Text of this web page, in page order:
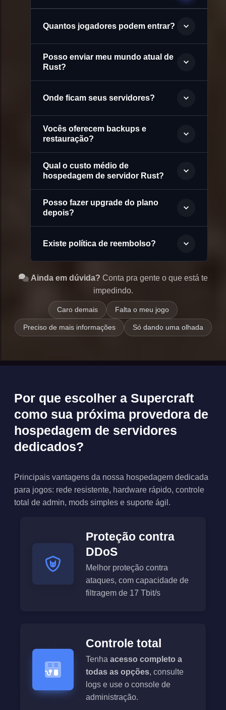
Quantos jogadores podem entrar?
Posso enviar meu mundo atual de
Rust?
Onde ficam seus servidores?
Vocês oferecem backups e
restauração?
Qual o custo médio de
hospedagem de servidor Rust?
Posso fazer upgrade do plano
depois?
Existe política de reembolso?
Ainda em dúvida? Conta pra gente o que está te
impedindo.
Caro demais Falta o meu jogo
Preciso de mais informações Só dando uma olhada
Por que escolher a Supercraft
como sua próxima provedora de
hospedagem de servidores
dedicados?
Principais vantagens da nossa hospedagem dedicada
para jogos: rede resistente, hardware rápido, controle
total de admin, mods simples e suporte ágil.
Proteção contra
DDoS
Melhor proteção contra
ataques, com capacidade de
filtragem de 17 Tbit/s
Controle total
Tenha acesso completo a
todas as opções, consulte
logs e use o console de
administração.